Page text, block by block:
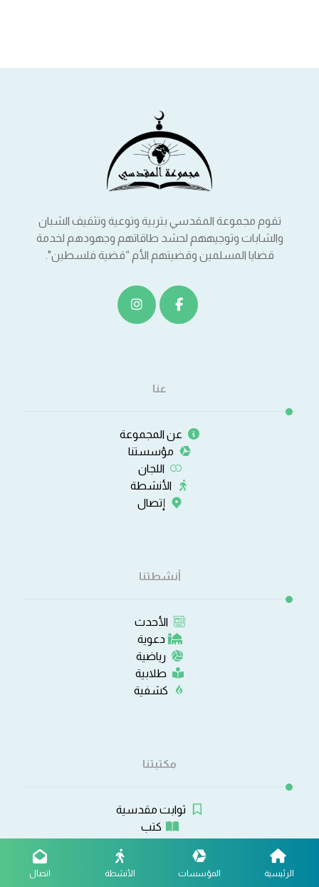
تقوم مجموعة المقدسي بتربية وتوعية وتثقيف الشبان
والشابات وتوجيههم لحشد طاقاتهم وجهودهم لخدمة
قضايا المسلمين وقضيتهم الأم “قضية فلسطين".
عنا
عن المجموعة
مؤسستنا
اللجان
الأنشطة
إتصال
أنشطتنا
الأحدث
دعوية
رياضية
طلابية
كشفية
مكتبتنا
ثوابت مقدسية
كتب
صوتيات ومرئيات
برامج وتطبيقات
الرئيسية المؤسسات الأنشطة اتصال